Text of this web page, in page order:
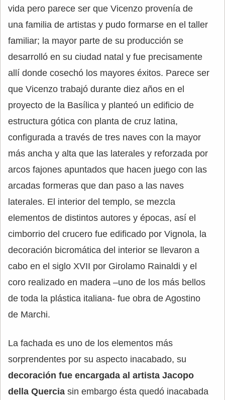
vida pero parece ser que Vicenzo provenía de
una familia de artistas y pudo formarse en el taller
familiar; la mayor parte de su producción se
desarrolló en su ciudad natal y fue precisamente
allí donde cosechó los mayores éxitos. Parece ser
que Vicenzo trabajó durante diez años en el
proyecto de la Basílica y planteó un edificio de
estructura gótica con planta de cruz latina,
configurada a través de tres naves con la mayor
más ancha y alta que las laterales y reforzada por
arcos fajones apuntados que hacen juego con las
arcadas formeras que dan paso a las naves
laterales. El interior del templo, se mezcla
elementos de distintos autores y épocas, así el
cimborrio del crucero fue edificado por Vignola, la
decoración bicromática del interior se llevaron a
cabo en el siglo XVII por Girolamo Rainaldi y el
coro realizado en madera –uno de los más bellos
de toda la plástica italiana- fue obra de Agostino
de Marchi.
La fachada es uno de los elementos más
sorprendentes por su aspecto inacabado, su
decoración fue encargada al artista Jacopo
della Quercia sin embargo ésta quedó inacabada